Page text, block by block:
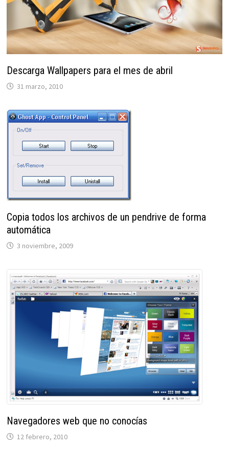
Descarga Wallpapers para el mes de abril
31 marzo, 2010
Copia todos los archivos de un pendrive de forma
automática
3 noviembre, 2009
Navegadores web que no conocías
12 febrero, 2010